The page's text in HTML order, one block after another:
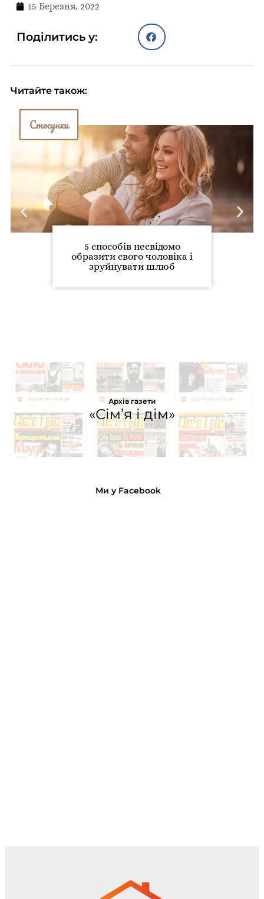
15 Березня, 2022
Поділитись у:
Читайте також:
Стосунки
5 способів несвідомо
образити свого чоловіка і
зруйнувати шлюб
Архів газети
«Сім’я і дім»
Ми у Facebook